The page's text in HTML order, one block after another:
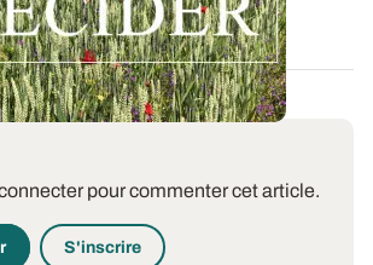
pour commenter cet article.
S'inscrire